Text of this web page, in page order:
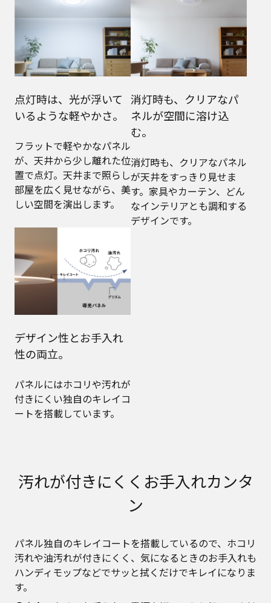
点灯時は、光が浮いて
いるような軽やかさ。
フラットで軽やかなパネル
が、天井から少し離れた位
置で点灯。天井まで照らし
部屋を広く見せながら、美
しい空間を演出します。
消灯時も、クリアなパ
ネルが空間に溶け込
む。
消灯時も、クリアなパネル
が天井をすっきり見せま
す。家具やカーテン、どん
なインテリアとも調和する
デザインです。
デザイン性とお手入れ
性の両立。
パネルにはホコリや汚れが
付きにくい独自のキレイコ
ートを搭載しています。
汚れが付きにくくお手入れカンタ
ン
パネル独自のキレイコートを搭載しているので、ホコリ
汚れや油汚れが付きにくく、気になるときのお手入れも
ハンディモップなどでサッと拭くだけでキレイになりま
す。